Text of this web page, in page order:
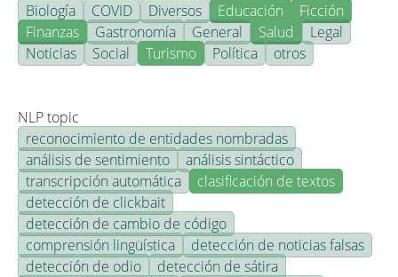
Biología
COVID Diversos Educación
Ficción
Finanzas
Gastronomía General Salud
Legal
Noticias
Social Turismo Política otros
NLP topic
reconocimiento de entidades nombradas
análisis de sentimiento
análisis sintáctico
transcripción automática
clasificación de textos
detección de clickbait
detección de cambio de código
comprensión lingüística
detección de noticias falsas
detección de odio
detección de sátira